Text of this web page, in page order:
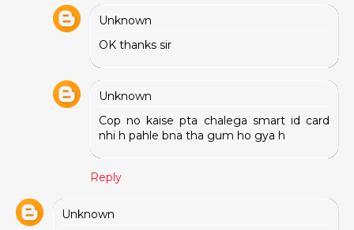
Unknown
OK thanks sir
Unknown
Cop no kaise pta chalega smart id card
nhi h pahle bna tha gum ho gya h
Reply
Unknown